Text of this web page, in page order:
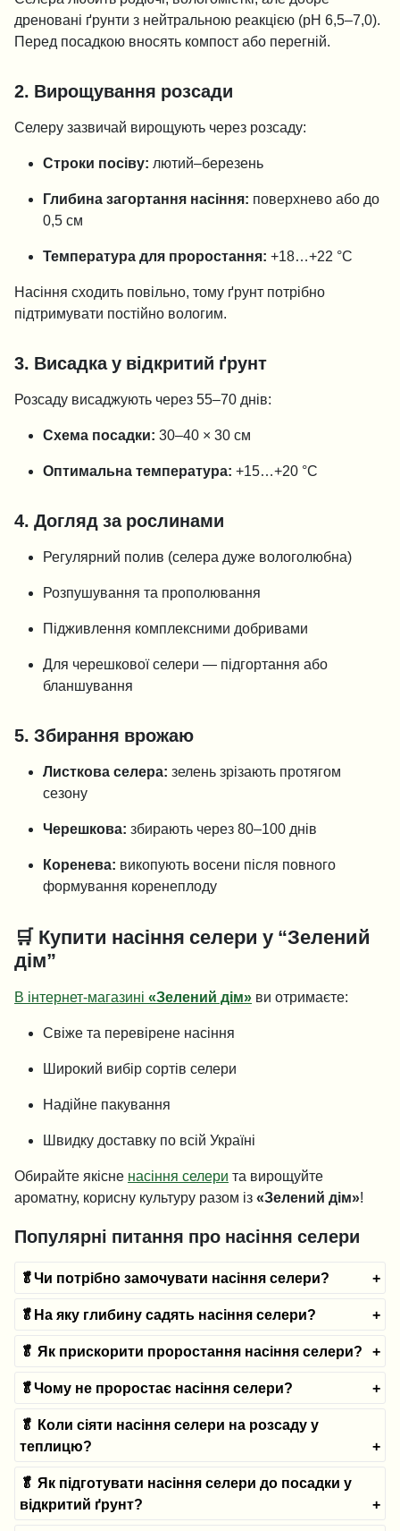
дреновані ґрунти з нейтральною реакцією (pH 6,5–7,0).
Перед посадкою вносять компост або перегній.
2. Вирощування розсади
Селеру зазвичай вирощують через розсаду:
Строки посіву: лютий–березень
Глибина загортання насіння: поверхнево або до
0,5 см
Температура для проростання: +18…+22 °C
Насіння сходить повільно, тому ґрунт потрібно
підтримувати постійно вологим.
3. Висадка у відкритий ґрунт
Розсаду висаджують через 55–70 днів:
Схема посадки: 30–40 × 30 см
Оптимальна температура: +15…+20 °C
4. Догляд за рослинами
Регулярний полив (селера дуже вологолюбна)
Розпушування та прополювання
Підживлення комплексними добривами
Для черешкової селери — підгортання або
бланшування
5. Збирання врожаю
Листкова селера: зелень зрізають протягом
сезону
Черешкова: збирають через 80–100 днів
Коренева: викопують восени після повного
формування коренеплоду
🛒 Купити насіння селери у “Зелений
дім”
В інтернет-магазині «Зелений дім» ви отримаєте:
Свіже та перевірене насіння
Широкий вибір сортів селери
Надійне пакування
Швидку доставку по всій Україні
Обирайте якісне насіння селери та вирощуйте
ароматну, корисну культуру разом із «Зелений дім»!
Популярні питання про насіння селери
🥬Чи потрібно замочувати насіння селери?
🥬На яку глибину садять насіння селери?
🥬 Як прискорити проростання насіння селери?
🥬Чому не проростає насіння селери?
🥬 Коли сіяти насіння селери на розсаду у
теплицю?
🥬 Як підготувати насіння селери до посадки у
відкритий ґрунт?